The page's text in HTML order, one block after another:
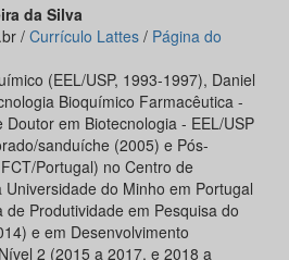
da Silva
/ Currículo Lattes / Página do
(EEL/USP, 1993-1997), Daniel
Bioquímico Farmacêutica -
em Biotecnologia - EEL/USP
sanduíche (2005) e Pós-
Portugal) no Centro de
do Minho em Portugal
de Produtividade em Pesquisa do
e em Desenvolvimento
2 (2015 a 2017, e 2018 a